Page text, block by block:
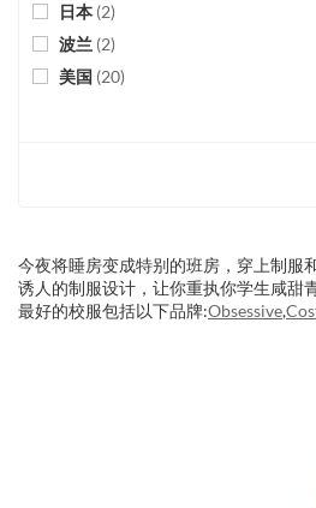
日本 (2)
波兰 (2)
美国 (20)
今夜将睡房变成特别的班房，穿上制服
诱人的制服设计，让你重执你学生咸甜
最好的校服包括以下品牌:Obsessive,